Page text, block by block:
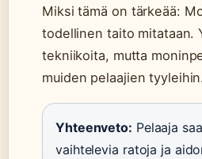
Miksi tämä on tärkeää:
todellinen taito mitataan.
tekniikoita, mutta
muiden pelaajien
Yhteenveto: Pelaaja
vaihtelevia ratoja ja